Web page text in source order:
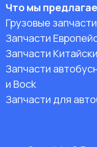
Что мы
Грузовые
Запчасти
Запчасти
Запчасти
и Bock
Запчасти для